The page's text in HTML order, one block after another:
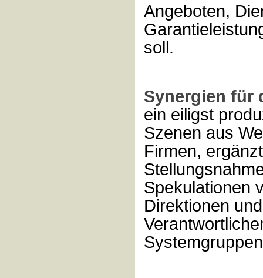
Angeboten,
soll.
Synergien für
ein eiligst
Szenen aus
Firmen,
Spekulationen
Direktionen